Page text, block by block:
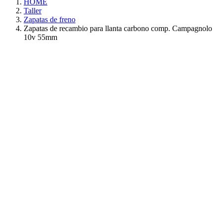
HOME
Taller
Zapatas de freno
Zapatas de recambio para llanta carbono comp. Campagnolo
10v 55mm